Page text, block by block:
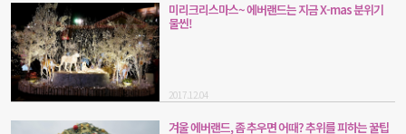
미리크리스마스~ 에버랜드는 지금 X-mas 분위기
물씬!
2017.12.04
겨울 에버랜드, 좀 추우면 어때? 추위를 피하는 꿀팁